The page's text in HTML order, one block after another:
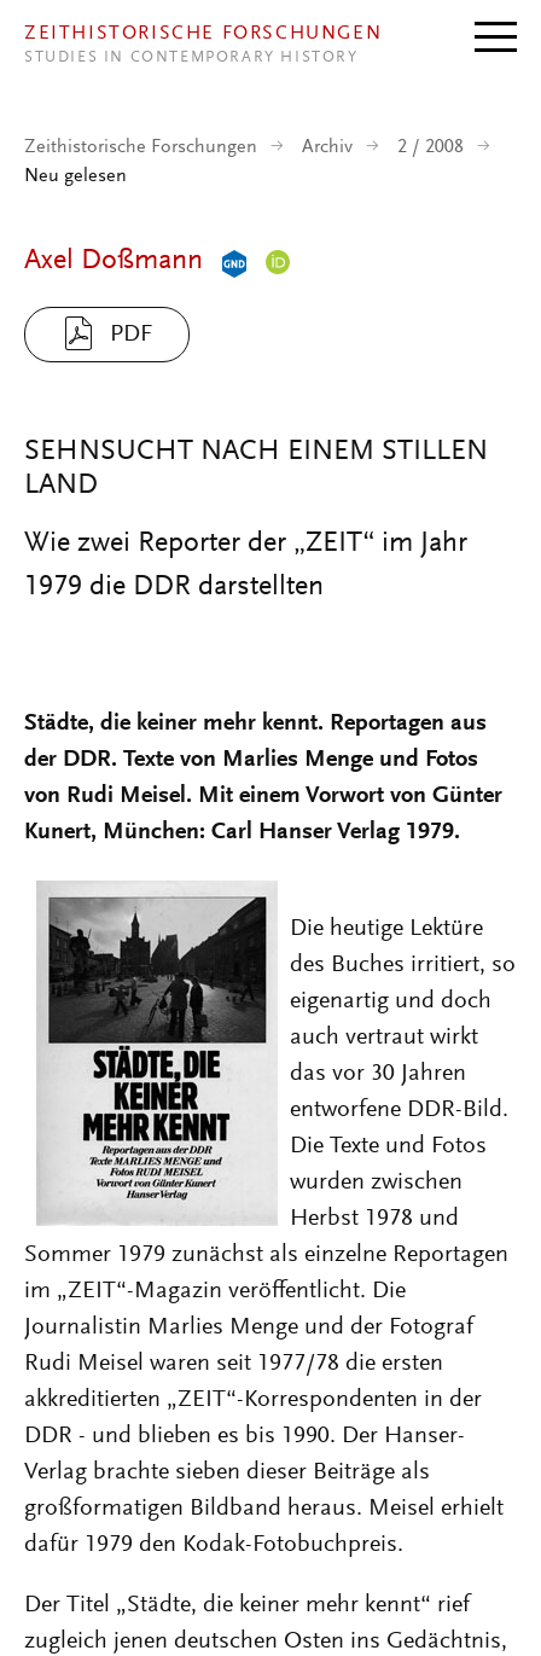
ZEITHISTORISCHE FORSCHUNGEN
STUDIES IN CONTEMPORARY HISTORY
Zeithistorische Forschungen Archiv
2 / 2008
Neu gelesen
Axel Doßmann
PDF
SEHNSUCHT NACH EINEM STILLEN
LAND
Wie zwei Reporter der „ZEIT“ im Jahr
1979 die DDR darstellten
Städte, die keiner mehr kennt. Reportagen aus
der DDR. Texte von Marlies Menge und Fotos
von Rudi Meisel. Mit einem Vorwort von Günter
Kunert, München: Carl Hanser Verlag 1979.
Die heutige Lektüre
des Buches irritiert, so
eigenartig und doch
auch vertraut wirkt
das vor 30 Jahren
entworfene DDR-Bild.
Die Texte und Fotos
wurden zwischen
Herbst 1978 und
Sommer 1979 zunächst als einzelne Reportagen
im „ZEIT“-Magazin veröffentlicht. Die
Journalistin Marlies Menge und der Fotograf
Rudi Meisel waren seit 1977/78 die ersten
akkreditierten „ZEIT“-Korrespondenten in der
DDR - und blieben es bis 1990. Der Hanser-
Verlag brachte sieben dieser Beiträge als
großformatigen Bildband heraus. Meisel erhielt
dafür 1979 den Kodak-Fotobuchpreis.
Der Titel „Städte, die keiner mehr kennt“ rief
zugleich jenen deutschen Osten ins Gedächtnis,